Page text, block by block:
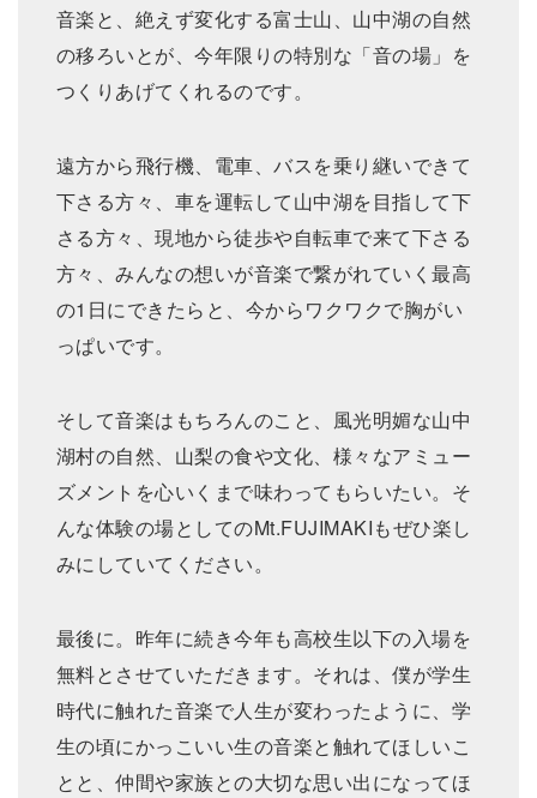
音楽と、絶えず変化する富士山、山中湖の自然
の移ろいとが、今年限りの特別な「音の場」を
つくりあげてくれるのです。
遠方から飛行機、電車、バスを乗り継いできて
下さる方々、車を運転して山中湖を目指して下
さる方々、現地から徒歩や自転車で来て下さる
方々、みんなの想いが音楽で繋がれていく最高
の1日にできたらと、今からワクワクで胸がい
っぱいです。
そして音楽はもちろんのこと、風光明媚な山中
湖村の自然、山梨の食や文化、様々なアミュー
ズメントを心いくまで味わってもらいたい。そ
んな体験の場としてのMt.FUJIMAKIもぜひ楽し
みにしていてください。
最後に。昨年に続き今年も高校生以下の入場を
無料とさせていただきます。それは、僕が学生
時代に触れた音楽で人生が変わったように、学
生の頃にかっこいい生の音楽と触れてほしいこ
とと、仲間や家族との大切な思い出になってほ